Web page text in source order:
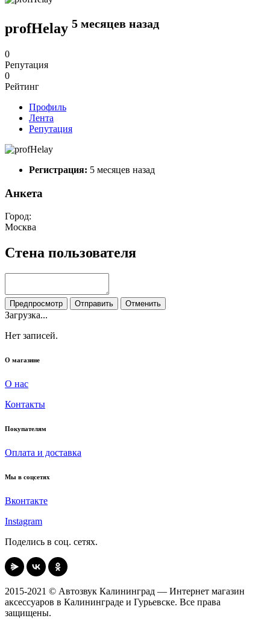
profHelay 5 месяцев назад
0
Репутация
0
Рейтинг
Профиль
Лента
Репутация
Регистрация: 5 месяцев назад
Анкета
Город:
Москва
Стена пользователя
Предпросмотр Отправить Отменить
Загрузка...
Нет записей.
О магазине
О нас
Контакты
Покупателям
Оплата и доставка
Мы в соцсетях
Вконтакте
Instagram
Поделись в соц. сетях.
2015-2021 © Автозвук Калининград — Интернет магазин
аксессуаров в Калининграде и Гурьевске. Все права
защищены.